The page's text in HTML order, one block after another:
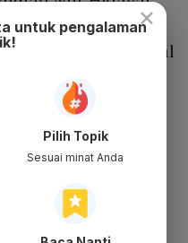
bisa
negosiasi soal
terbatas
tanpa
kata
, Selasa (22/4).
×
untuk pengalaman
Pilih Topik
Sesuai minat Anda